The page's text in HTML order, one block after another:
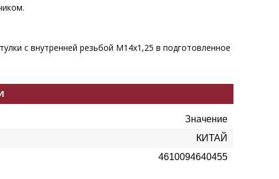
с внутренней резьбой М14х1,25 в подготовленное
Значение
КИТАЙ
4610094640455